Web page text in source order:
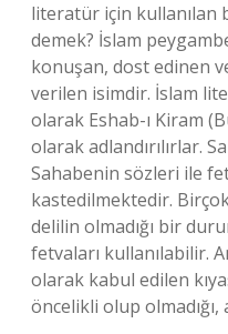
literatür için kullanılan
demek? İslam
konuşan, dost edinen
verilen isimdir. İslam
olarak Eshab-ı Kiram
olarak adlandırılırlar.
Sahabenin sözleri ile
kastedilmektedir.
delilin olmadığı bir
fetvaları kullanılabilir.
olarak kabul edilen
öncelikli olup olmadığı,